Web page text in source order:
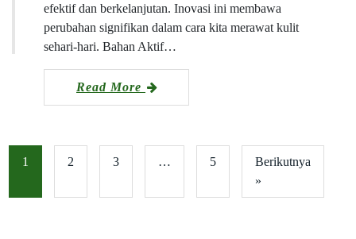
efektif dan berkelanjutan. Inovasi ini membawa
perubahan signifikan dalam cara kita merawat kulit
sehari-hari. Bahan Aktif…
Read More
1 2 3 … 5
Berikutnya
»